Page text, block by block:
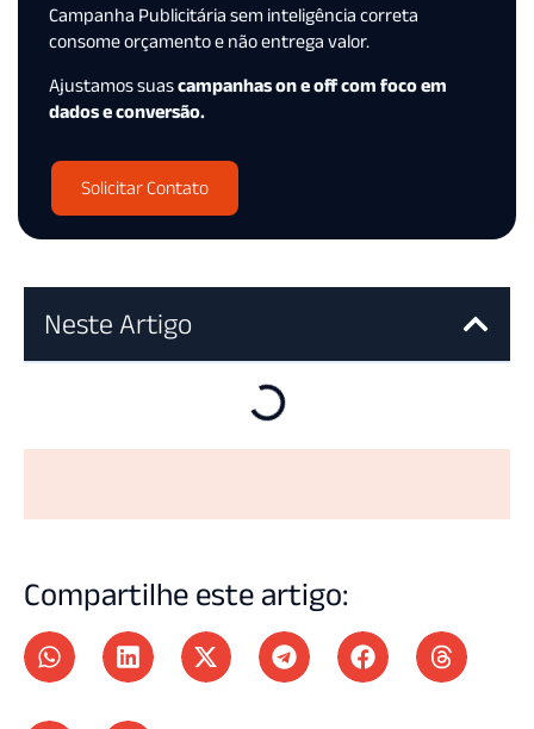
Campanha Publicitária sem inteligência correta
consome orçamento e não entrega valor.
Ajustamos suascampanhas on e off com foco em
dados e conversão.
Solicitar Contato
Neste Artigo
Compartilhe este artigo: